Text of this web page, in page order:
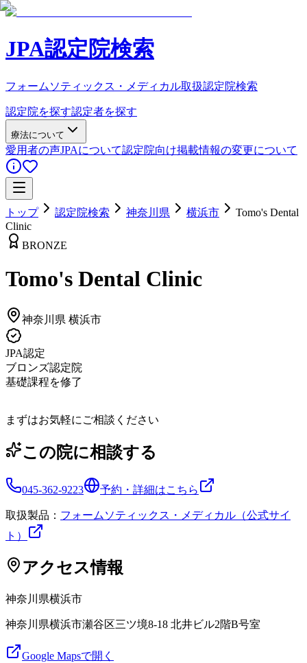
JPA認定院検索
フォームソティックス・メディカル取扱認定院検索
認定院を探す認定者を探す
療法について
愛用者の声JPAについて認定院向け掲載情報の変更について
トップ 認定院検索 神奈川県 横浜市
Tomo's Dental
Clinic
BRONZE
Tomo's Dental Clinic
神奈川県 横浜市
JPA認定
ブロンズ認定院
基礎課程を修了
まずはお気軽にご相談ください
この院に相談する
045-362-9223 予約・詳細はこちら
取扱製品： フォームソティックス・メディカル（公式サイ
ト）
アクセス情報
神奈川県横浜市
神奈川県横浜市瀬谷区三ツ境8-18 北井ビル2階B号室
Google Mapsで開く